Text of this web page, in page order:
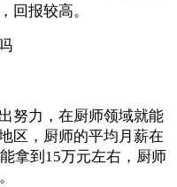
回报较高。
努力，在厨师领域就能
区，厨师的平均月薪在
拿到15万元左右，厨师